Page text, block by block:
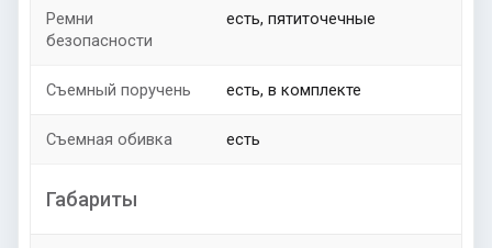
Ремни
безопасности
есть, пятиточечные
Съемный поручень есть, в комплекте
Съемная обивка есть
Габариты